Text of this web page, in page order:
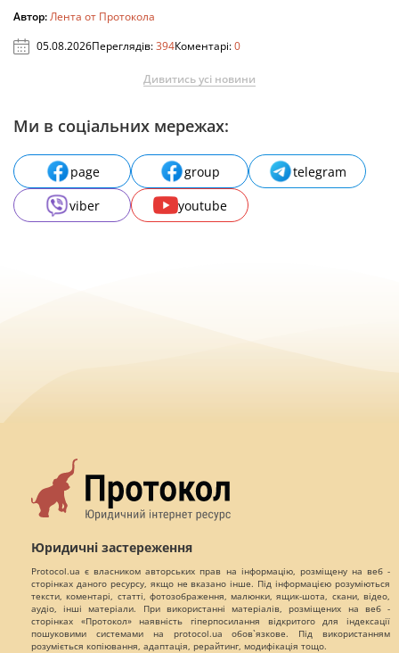
Автор:Лента от Протокола
05.08.2026Переглядів:394Коментарі:0
Дивитись усі новини
Ми в соціальних мережах:
page group
telegram
viber
youtube
Юридичні застереження
Protocol.ua є власником авторських прав на інформацію, розміщену на веб -
сторінках даного ресурсу, якщо не вказано інше. Під інформацією розуміються
тексти, коментарі, статті, фотозображення, малюнки, ящик-шота, скани, відео,
аудіо, інші матеріали. При використанні матеріалів, розміщених на веб -
сторінках «Протокол» наявність гіперпосилання відкритого для індексації
пошуковими системами на protocol.ua обов`язкове. Під використанням
розуміється копіювання, адаптація, рерайтинг, модифікація тощо.